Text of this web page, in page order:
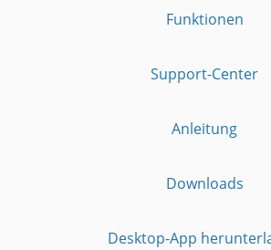
Funktionen
Support-Center
Anleitung
Downloads
Desktop-App